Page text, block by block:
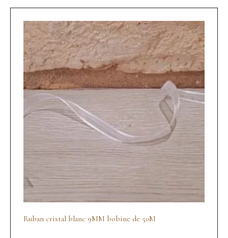
Ruban cristal blanc 9MM bobine de 50M